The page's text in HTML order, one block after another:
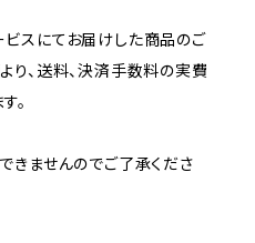
スにてお届けした商品のご
り、送料、決済手数料の実費
。
きませんのでご了承くださ